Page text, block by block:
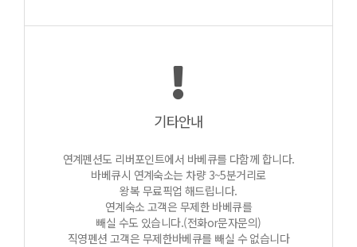
기타안내
연계펜션도 리버포인트에서 바베큐를 다함께 합니다.
바베큐시 연계숙소는 차량 3~5분거리로
왕복 무료픽업 해드립니다.
연계숙소 고객은 무제한 바베큐를
빼실 수도 있습니다.(전화or문자문의)
직영펜션 고객은 무제한바베큐를 빼실 수 없습니다